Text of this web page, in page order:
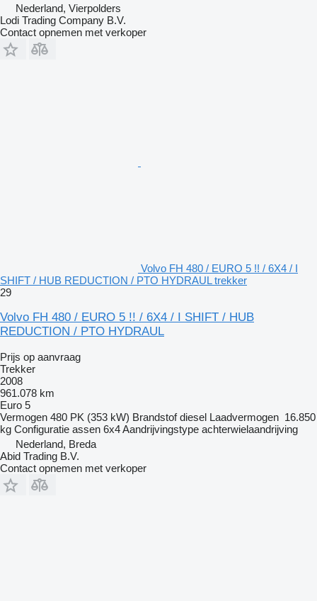
Nederland, Vierpolders
Lodi Trading Company B.V.
Contact opnemen met verkoper
Volvo FH 480 / EURO 5 !! / 6X4 / I
SHIFT / HUB REDUCTION / PTO HYDRAUL trekker
29
Volvo FH 480 / EURO 5 !! / 6X4 / I SHIFT / HUB
REDUCTION / PTO HYDRAUL
Prijs op aanvraag
Trekker
2008
961.078 km
Euro 5
Vermogen 480 PK (353 kW) Brandstof diesel Laadvermogen 16.850
kg Configuratie assen 6x4Aandrijvingstype achterwielaandrijving
Nederland, Breda
Abid Trading B.V.
Contact opnemen met verkoper